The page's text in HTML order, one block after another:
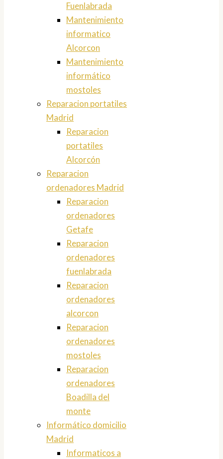
Fuenlabrada
Mantenimiento
informatico
Alcorcon
Mantenimiento
informático
mostoles
Reparacion portatiles
Madrid
Reparacion
portatiles
Alcorcón
Reparacion
ordenadores Madrid
Reparacion
ordenadores
Getafe
Reparacion
ordenadores
fuenlabrada
Reparacion
ordenadores
alcorcon
Reparacion
ordenadores
mostoles
Reparacion
ordenadores
Boadilla del
monte
Informático domicilio
Madrid
Informaticos a